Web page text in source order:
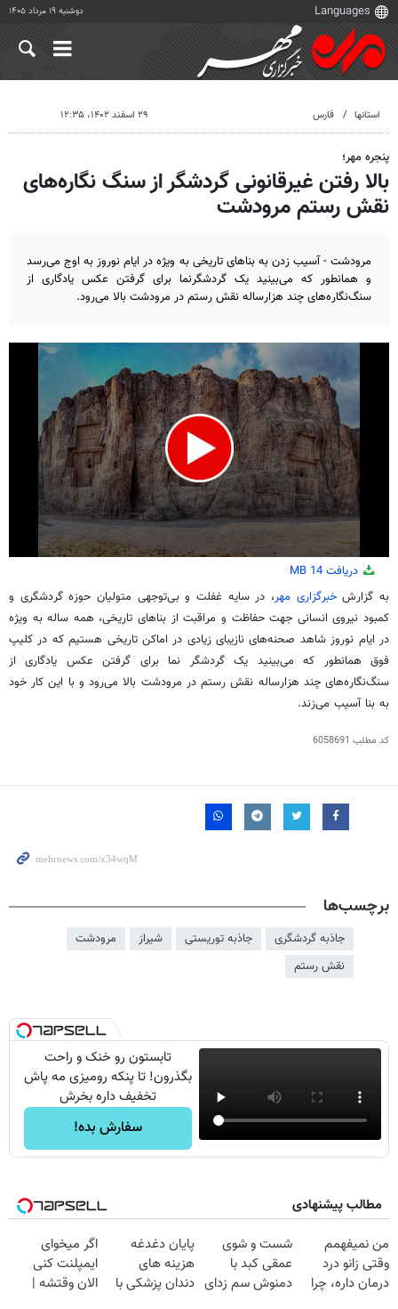
دوشنبه ۱۹ مرداد ۱۴۰۵
استانها فارس ۲۹ اسفند ۱۴۰۲، ۱۲:۳۵
پنجره مهر؛
بالا رفتن غیرقانونی گردشگر از سنگ نگاره‌های
نقش رستم مرودشت
مرودشت - آسیب زدن به بناهای تاریخی به ویژه در ایام نوروز به اوج می‌رسد
و همانطور که می‌بینید یک گردشگرنما برای گرفتن عکس یادگاری از
سنگ‌نگاره‌های چند هزارساله نقش رستم در مرودشت بالا می‌رود.
0
of
38
seconds
دریافت 14 MB
به گزارشخبرگزاری مهر، در سایه غفلت و بی‌توجهی متولیان حوزه گردشگری و
کمبود نیروی انسانی جهت حفاظت و مراقبت از بناهای تاریخی، همه ساله به ویژه
در ایام نوروز شاهد صحنه‌های نازیبای زیادی در اماکن تاریخی هستیم که در کلیپ
فوق همانطور که می‌بینید یک گردشگر نما برای گرفتن عکس یادگاری از
سنگ‌نگاره‌های چند هزارساله نقش رستم در مرودشت بالا می‌رود و با این کار خود
به بنا آسیب می‌زند.
کد مطلب 6058691
برچسب‌ها
جاذبه گردشگری جاذبه توریستی شیراز
مرودشت
نقش رستم
تابستون رو خنک و راحت
بگذرون! تا پنکه رومیزی مه پاش
تخفیف داره بخرش
سفارش بده!
مطالب پیشنهادی
من نمیفهمم
وقتی زانو درد
درمان داره، چرا
شست و شوی
عمقی کبد با
دمنوش سم زدای
پایان دغدغه
هزینه های
دندان پزشکی با
اگر میخوای
ایمپلنت کنی
الان وقتشه |